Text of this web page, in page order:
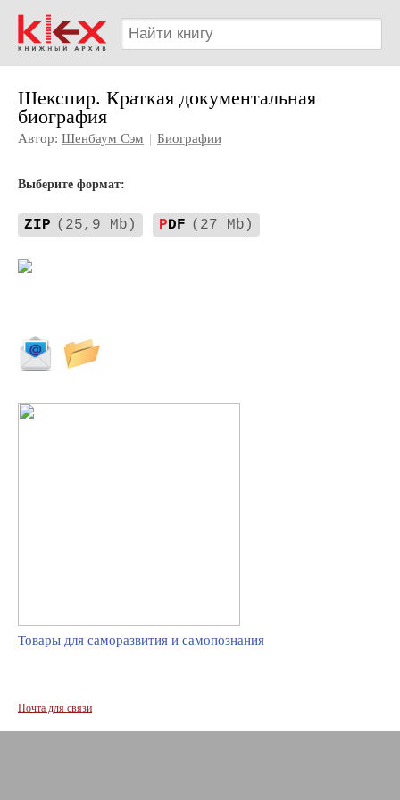
Шекспир. Краткая документальная
биография
Автор: Шенбаум Сэм | Биографии
Выберите формат:
ZIP (25,9 Mb) PDF (27 Mb)
Товары для саморазвития и самопознания
Почта для связи